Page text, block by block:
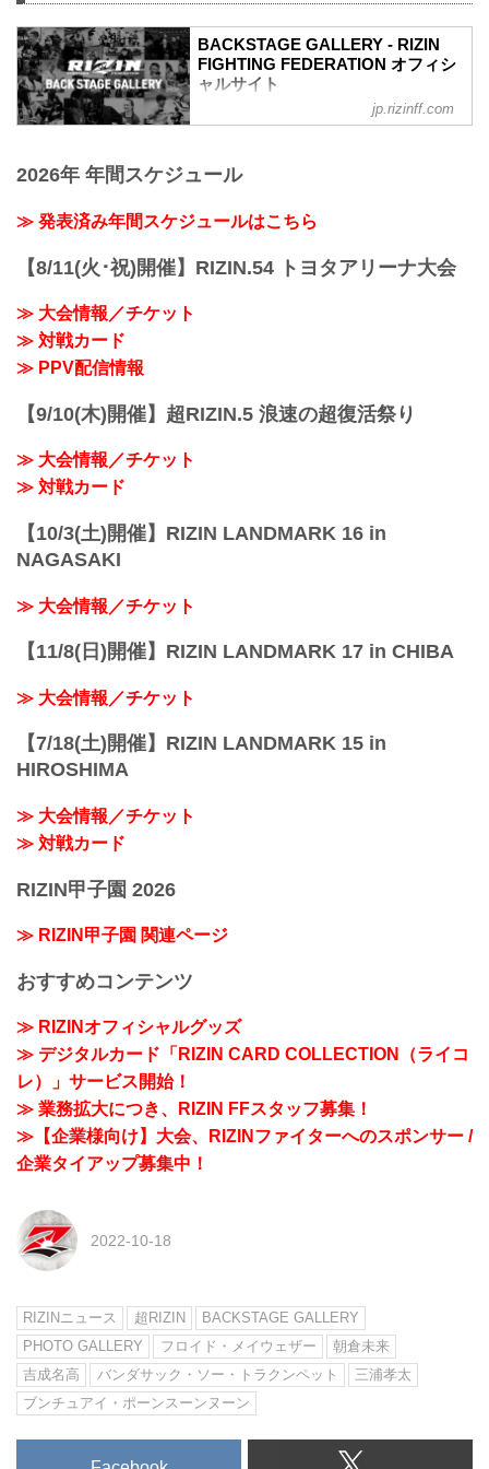
BACKSTAGE GALLERY - RIZIN
FIGHTING FEDERATION オフィシ
ャルサイト
BACKSTAGE GALLERY の記事一覧 - 格
イジン ファイティング フェデレーショ
いきます。
jp.rizinff.com
2026年 年間スケジュール
≫ 発表済み年間スケジュールはこちら
【8/11(火･祝)開催】RIZIN.54 トヨタアリーナ大会
≫ 大会情報／チケット
≫ 対戦カード
≫ PPV配信情報
【9/10(木)開催】超RIZIN.5 浪速の超復活祭り
≫ 大会情報／チケット
≫ 対戦カード
【10/3(土)開催】RIZIN LANDMARK 16 in
NAGASAKI
≫ 大会情報／チケット
【11/8(日)開催】RIZIN LANDMARK 17 in CHIBA
≫ 大会情報／チケット
【7/18(土)開催】RIZIN LANDMARK 15 in
HIROSHIMA
≫ 大会情報／チケット
≫ 対戦カード
RIZIN甲子園 2026
≫ RIZIN甲子園 関連ページ
おすすめコンテンツ
≫ RIZINオフィシャルグッズ
≫ デジタルカード「RIZIN CARD COLLECTION（ライコ
レ）」サービス開始！
≫ 業務拡大につき、RIZIN FFスタッフ募集！
≫【企業様向け】大会、RIZINファイターへのスポンサー /
企業タイアップ募集中！
2022-10-18
RIZINニュース 超RIZIN
BACKSTAGE GALLERY
PHOTO GALLERY
フロイド・メイウェザー
朝倉未来
吉成名高
バンダサック・ソー・トラクンペット
三浦孝太
ブンチュアイ・ポーンスーンヌーン